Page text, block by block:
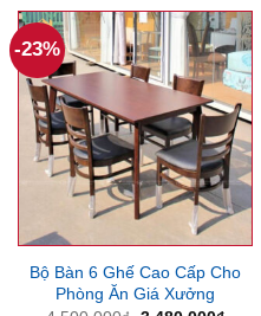
-23%
Bộ Bàn 6 Ghế Cao Cấp Cho
Phòng Ăn Giá Xưởng